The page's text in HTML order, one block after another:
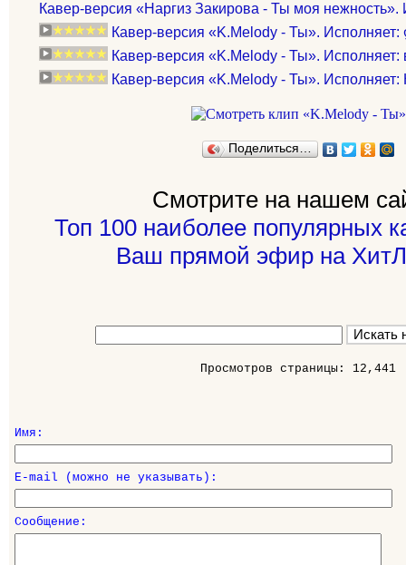
Кавер-версия «Наргиз Закирова - Ты моя нежность».
Кавер-версия «K.Melody - Ты».
Кавер-версия «K.Melody - Ты». Исполняет:
Кавер-версия «K.Melody - Ты». Исполняет:
Поделиться…
Смотрите на нашем
Топ 100 наиболее популярных
Ваш прямой эфир на
Просмотров страницы: 12,441
Имя:
E-mail (можно не указывать):
Сообщение: